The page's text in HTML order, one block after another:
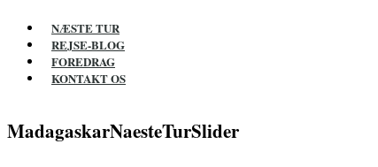
NÆSTE TUR
REJSE-BLOG
FOREDRAG
KONTAKT OS
MadagaskarNaesteTurSlider